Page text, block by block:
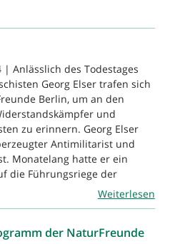
| Anlässlich des Todestages
Georg Elser trafen sich
Berlin, um an den
und
zu erinnern. Georg Elser
Antimilitarist und
Monatelang hatte er ein
die Führungsriege der
Weiterlesen
der NaturFreunde